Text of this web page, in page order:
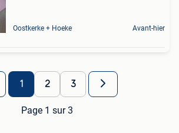
Oostkerke + Hoeke Avant-hier
1 2 3
Page 1 sur 3